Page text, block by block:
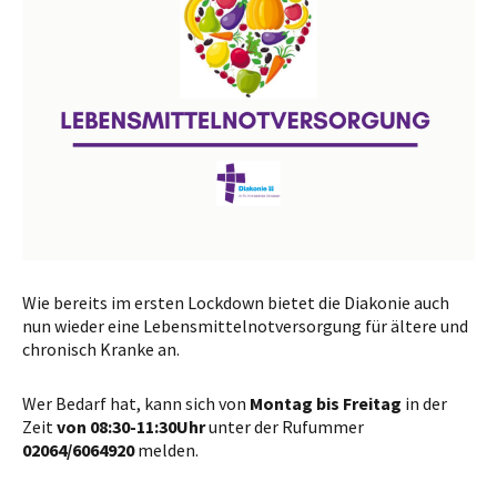
Wie bereits im ersten Lockdown bietet die Diakonie auch
nun wieder eine Lebensmittelnotversorgung für ältere und
chronisch Kranke an.
Wer Bedarf hat, kann sich von Montag bis Freitag in der
Zeitvon 08:30-11:30Uhrunter der Rufummer
02064/6064920melden.